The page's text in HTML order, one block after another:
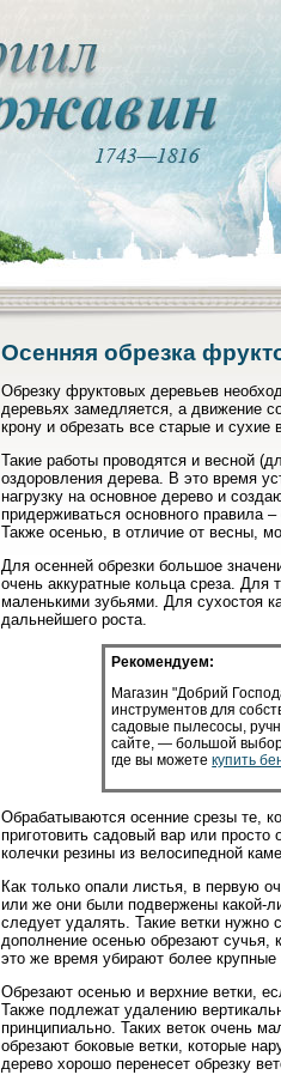
Осенняя обрезка
Обрезку фруктовых деревьев
деревьях замедляется, а движение
крону и обрезать все старые и сухие
Такие работы проводятся и весной
оздоровления дерева. В это время
нагрузку на основное дерево и
придерживаться основного правила
Также осенью, в отличие от весны,
Для осенней обрезки большое
очень аккуратные кольца среза. Для
маленькими зубьями. Для сухостоя
дальнейшего роста.
Рекомендуем:
Магазин "Добрий
инструментов для
садовые пылесосы,
сайте, — большой
где вы можетекупить
Обрабатываются осенние срезы те,
приготовить садовый вар или
колечки резины из велосипедной
Как только опали листья, в первую
или же они были подвержены какой-
следует удалять. Такие ветки
дополнение осенью обрезают сучья,
это же время убирают более крупные
Обрезают осенью и верхние ветки,
Также подлежат удалению
принципиально. Таких веток очень
обрезают боковые ветки, которые
дерево хорошо перенесет обрезку